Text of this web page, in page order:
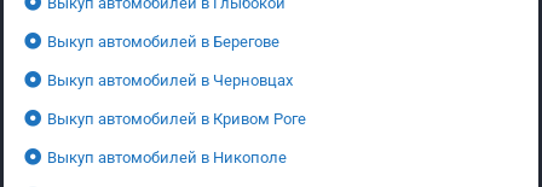
Выкуп автомобилей в Берегове
Выкуп автомобилей в Черновцах
Выкуп автомобилей в Кривом Роге
Выкуп автомобилей в Никополе